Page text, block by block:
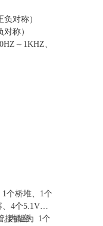
对称）
称）
～1KHZ、
个桥堆、1个
、4个5.1V稳
接插座、1个
内阻为